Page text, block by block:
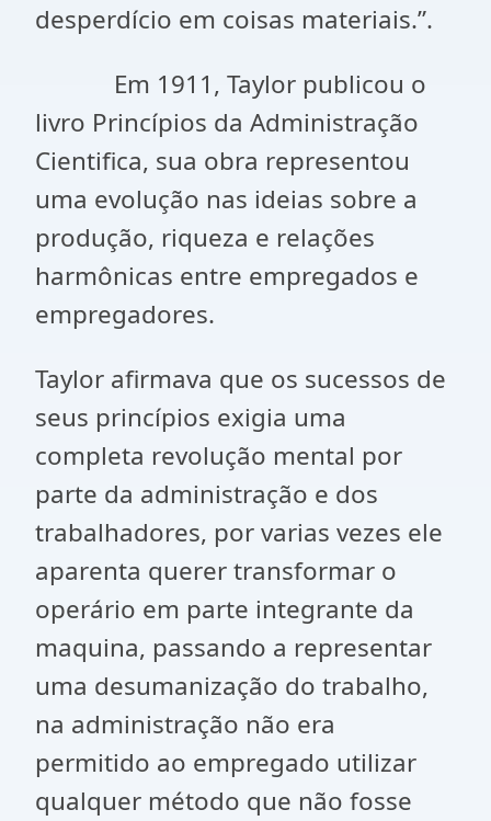
desperdício em coisas materiais.”.
Em 1911, Taylor publicou o
livro Princípios da Administração
Cientifica, sua obra representou
uma evolução nas ideias sobre a
produção, riqueza e relações
harmônicas entre empregados e
empregadores.
Taylor afirmava que os sucessos de
seus princípios exigia uma
completa revolução mental por
parte da administração e dos
trabalhadores, por varias vezes ele
aparenta querer transformar o
operário em parte integrante da
maquina, passando a representar
uma desumanização do trabalho,
na administração não era
permitido ao empregado utilizar
qualquer método que não fosse